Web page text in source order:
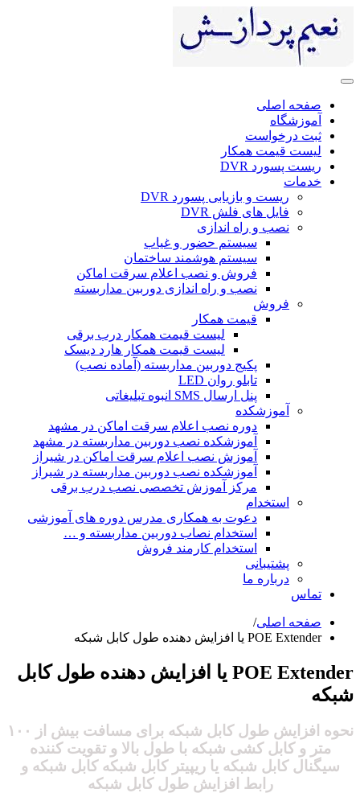
صفحه اصلی
آموزشگاه
ثبت درخواست
لیست قیمت همکار
ریست پسورد DVR
خدمات
ریست و بازیابی پسورد DVR
فایل های فلش DVR
نصب و راه اندازی
سیستم حضور و غیاب
سیستم هوشمند ساختمان
فروش و نصب اعلام سرقت اماکن
نصب و راه اندازی دوربین مداربسته
فروش
قیمت همکار
لیست قیمت همکار درب برقی
لیست قیمت همکار هارد دیسک
پکیج دوربین مداربسته (آماده نصب)
تابلو روان LED
پنل ارسال SMS انبوه تبلیغاتی
آموزشکده
دوره نصب اعلام سرقت اماکن در مشهد
آموزشکده نصب دوربین مداربسته در مشهد
آموزش نصب اعلام سرقت اماکن در شیراز
آموزشکده نصب دوربین مداربسته در شیراز
مرکز آموزش تخصصی نصب درب برقی
استخدام
دعوت به همکاری مدرس دوره های آموزشی
استخدام نصاب دوربین مداربسته و …
استخدام کارمند فروش
پشتیبانی
درباره ما
تماس
صفحه اصلی/
POE Extender یا افزایش دهنده طول کابل شبکه
POE Extender یا افزایش دهنده طول کابل
شبکه
نحوه افزایش طول کابل شبکه برای مسافت بیش از ۱۰۰
متر و کابل کشی شبکه با طول بالا وتقویت کننده
سیگنال کابل شبکه یاریپیتر کابل شبکه کابل شبکه و
رابط افزایش طول کابل شبکه